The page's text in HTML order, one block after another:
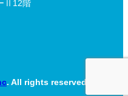
Ⅱ12階
. All rights reserved.